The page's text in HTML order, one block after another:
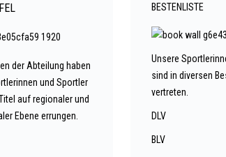
der Abteilung haben
und Sportler
auf regionaler und
Ebene errungen.
BESTENLISTE
Unsere
sind in diversen
vertreten.
DLV
BLV